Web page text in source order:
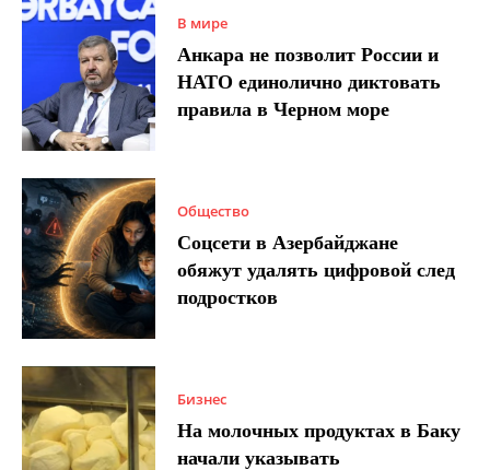
В мире
Анкара не позволит России и
НАТО единолично диктовать
правила в Черном море
Общество
Соцсети в Азербайджане
обяжут удалять цифровой след
подростков
Бизнес
На молочных продуктах в Баку
начали указывать